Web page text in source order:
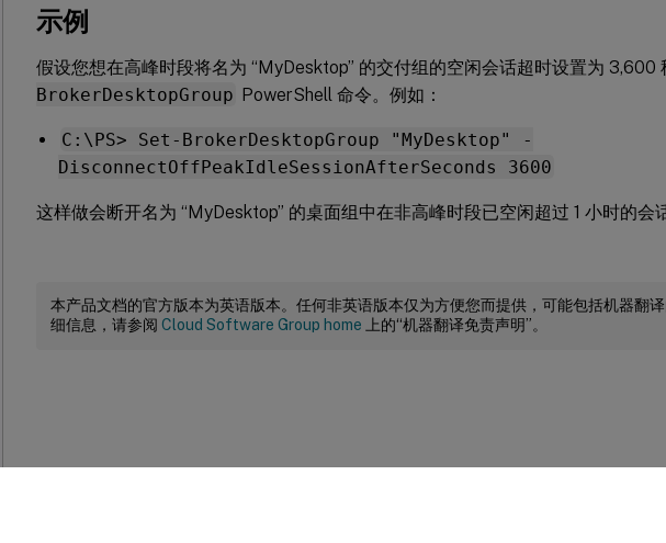
示例
假设您想在高峰时段将名为 “MyDesktop” 的交付组的空闲会话超时设置为 3,600
BrokerDesktopGroup PowerShell 命令。例如：
C:\PS> Set-BrokerDesktopGroup "MyDesktop" -
DisconnectOffPeakIdleSessionAfterSeconds 3600
这样做会断开名为 “MyDesktop” 的桌面组中在非高峰时段已空闲超过 1 小时的会
本产品文档的官方版本为英语版本。任何非英语版本仅为方便您而提供，可能包括机器翻
细信息，请参阅 Cloud Software Group home 上的“机器翻译免责声明”。